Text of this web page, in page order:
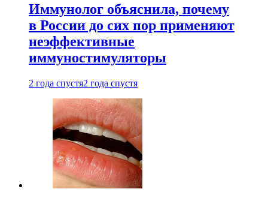
Иммунолог объяснила, почему
в России до сих пор применяют
неэффективные
иммуностимуляторы
2 года спустя2 года спустя